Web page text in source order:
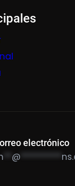
electrónico
@ **********